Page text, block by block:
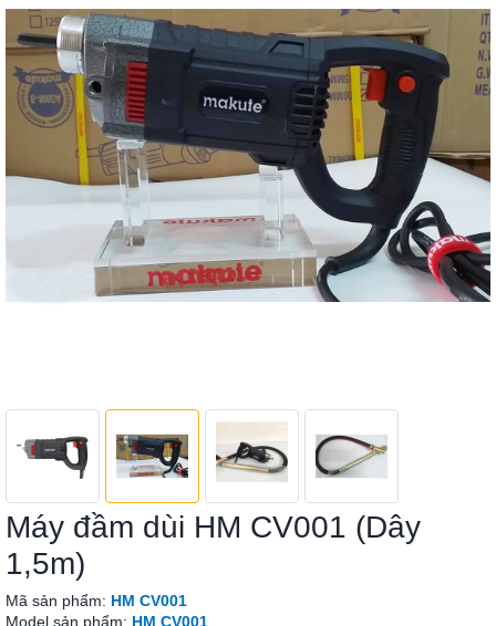
Máy đầm dùi HM CV001 (Dây
1,5m)
Mã sản phẩm: HM CV001
Model sản phẩm: HM CV001